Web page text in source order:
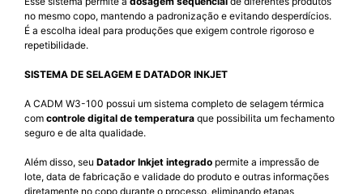
no mesmo copo, mantendo a padronização e evitando desperdícios.
É a escolha ideal para produções que exigem controle rigoroso e
repetibilidade.
SISTEMA DE SELAGEM E DATADOR INKJET
A CADM W3-100 possui um sistema completo de selagem térmica
com controle digital de temperatura que possibilita um fechamento
seguro e de alta qualidade.
Além disso, seu Datador Inkjet integrado permite a impressão de
lote, data de fabricação e validade do produto e outras informações
diretamente no copo durante o processo, eliminando etapas